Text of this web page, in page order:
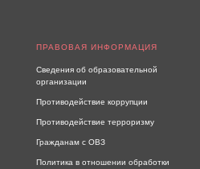
ПРАВОВАЯ ИНФОРМАЦИЯ
Сведения об образовательной
организации
Противодействие коррупции
Противодействие терроризму
Гражданам с ОВЗ
Политика в отношении обработки